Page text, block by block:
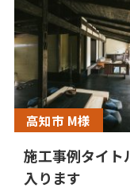
高知市 M様
施工事例タイト
入ります